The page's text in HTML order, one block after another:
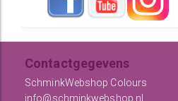
Contactgegevens
SchminkWebshop Colours
info@schminkwebshop.nl